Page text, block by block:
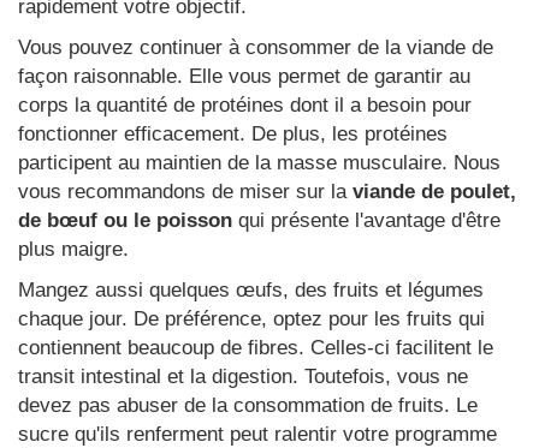
rapidement votre objectif.
Vous pouvez continuer à consommer de la viande de
façon raisonnable. Elle vous permet de garantir au
corps la quantité de protéines dont il a besoin pour
fonctionner efficacement. De plus, les protéines
participent au maintien de la masse musculaire. Nous
vous recommandons de miser sur la viande de poulet,
de bœuf ou le poisson qui présente l'avantage d'être
plus maigre.
Mangez aussi quelques œufs, des fruits et légumes
chaque jour. De préférence, optez pour les fruits qui
contiennent beaucoup de fibres. Celles-ci facilitent le
transit intestinal et la digestion. Toutefois, vous ne
devez pas abuser de la consommation de fruits. Le
sucre qu'ils renferment peut ralentir votre programme